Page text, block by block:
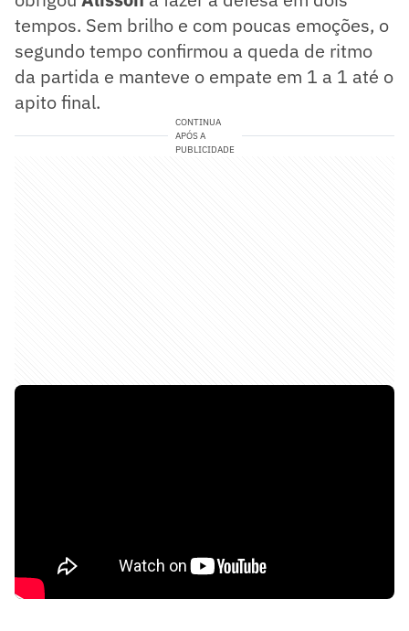
tempos. Sem brilho e com poucas emoções, o
segundo tempo confirmou a queda de ritmo
da partida e manteve o empate em 1 a 1 até o
apito final.
CONTINUA
APÓS A
PUBLICIDADE